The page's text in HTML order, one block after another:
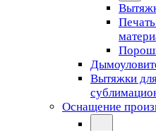
Вытяжки
Оснащение